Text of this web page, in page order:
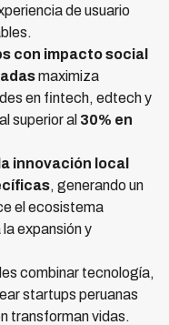
de usuario
con impacto social
maximiza
en fintech, edtech y
superior al 30% en
innovación local
, generando un
el ecosistema
expansión y
combinar tecnología,
startups peruanas
transforman vidas.